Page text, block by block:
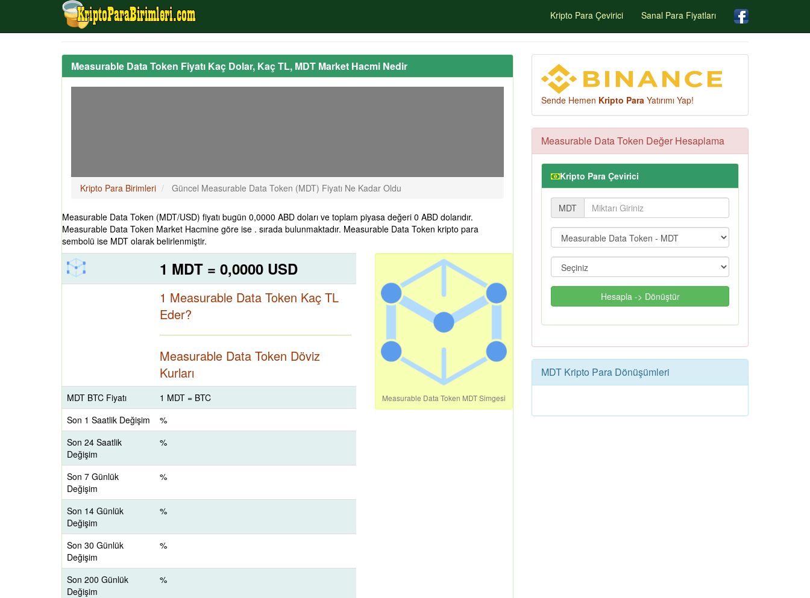
Kripto Para Çevirici Sanal Para Fiyatları
Measurable Data Token Fiyatı Kaç Dolar, Kaç TL, MDT Market Hacmi Nedir
Kripto Para Birimleri Güncel Measurable Data Token (MDT) Fiyatı Ne Kadar Oldu
Measurable Data Token (MDT/USD) fiyatı bugün 0,0000 ABD doları ve toplam piyasa değeri 0 ABD dolarıdır.
Measurable Data Token Market Hacmine göre ise . sırada bulunmaktadır. Measurable Data Token kripto para
sembolü ise MDT olarak belirlenmiştir.
1 MDT = 0,0000 USD
1 Measurable Data Token Kaç TL
Eder?
Measurable Data Token Döviz
Kurları
MDT BTC Fiyatı
1 MDT = BTC
Son 1 Saatlik Değişim
%
Son 24 Saatlik
Değişim
%
Son 7 Günlük
Değişim
%
Son 14 Günlük
Değişim
%
Son 30 Günlük
Değişim
%
Son 200 Günlük
Değişim
%
Measurable Data Token MDT Simgesi
Sende Hemen Kripto Para Yatırımı Yap!
Measurable Data Token Değer Hesaplama
Kripto Para Çevirici
MDT
Hesapla -> Dönüştür
MDT Kripto Para Dönüşümleri